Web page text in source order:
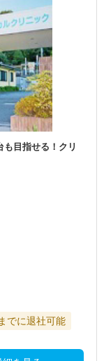
も目指せる！クリ
でに退社可能